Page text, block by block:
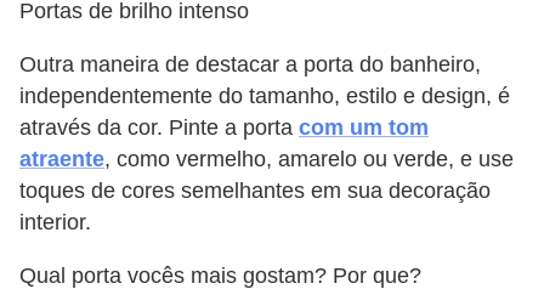
Portas de brilho intenso
Outra maneira de destacar a porta do banheiro,
independentemente do tamanho, estilo e design, é
através da cor. Pinte a porta com um tom
atraente, como vermelho, amarelo ou verde, e use
toques de cores semelhantes em sua decoração
interior.
Qual porta vocês mais gostam? Por que?